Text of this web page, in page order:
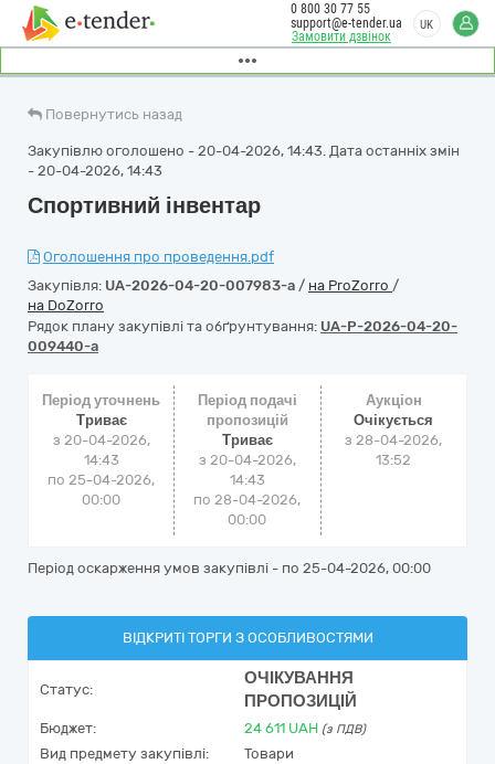
Замовити дзвінок
0 800 30 77 55
support@e-tender.ua
UK
Повернутись назад
Закупівлю оголошено - 20-04-2026, 14:43. Дата останніх змін
- 20-04-2026, 14:43
Спортивний інвентар
Оголошення про проведення.pdf
Закупівля: UA-2026-04-20-007983-a / на ProZorro /
на DoZorro
Рядок плану закупівлі та обґрунтування: UA-P-2026-04-20-
009440-a
Період уточнень
Триває
з 20-04-2026,
14:43
по 25-04-2026,
00:00
Період подачі
пропозицій
Триває
з 20-04-2026,
14:43
по 28-04-2026,
00:00
Аукціон
Очікується
з28-04-2026,
13:52
Період оскарження умов закупівлі - по 25-04-2026, 00:00
ВІДКРИТІ ТОРГИ З ОСОБЛИВОСТЯМИ
Статус:
ОЧІКУВАННЯ
ПРОПОЗИЦІЙ
Бюджет: 24 611 UAH (з ПДВ)
Вид предмету закупівлі:
Товари